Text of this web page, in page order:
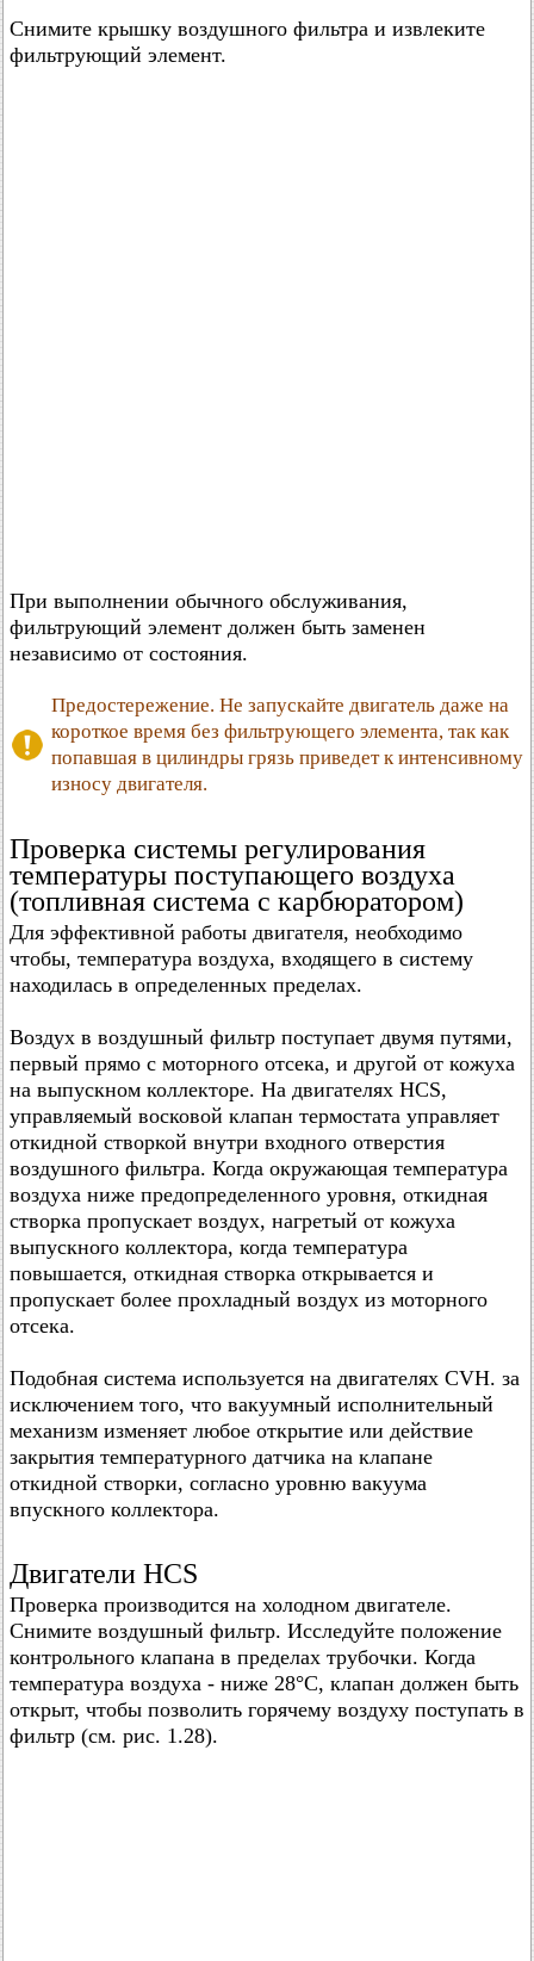
Снимите крышку воздушного фильтра и извлеките
фильтрующий элемент.
При выполнении обычного обслуживания,
фильтрующий элемент должен быть заменен
независимо от состояния.
Предостережение. Не запускайте двигатель даже на
короткое время без фильтрующего элемента, так как
попавшая в цилиндры грязь приведет к интенсивному
износу двигателя.
Проверка системы регулирования
температуры поступающего воздуха
(топливная система с карбюратором)
Для эффективной работы двигателя, необходимо
чтобы, температура воздуха, входящего в систему
находилась в определенных пределах.
Воздух в воздушный фильтр поступает двумя путями,
первый прямо с моторного отсека, и другой от кожуха
на выпускном коллекторе. На двигателях HCS,
управляемый восковой клапан термостата управляет
откидной створкой внутри входного отверстия
воздушного фильтра. Когда окружающая температура
воздуха ниже предопределенного уровня, откидная
створка пропускает воздух, нагретый от кожуха
выпускного коллектора, когда температура
повышается, откидная створка открывается и
пропускает более прохладный воздух из моторного
отсека.
Подобная система используется на двигателях CVH. за
исключением того, что вакуумный исполнительный
механизм изменяет любое открытие или действие
закрытия температурного датчика на клапане
откидной створки, согласно уровню вакуума
впускного коллектора.
Двигатели HCS
Проверка производится на холодном двигателе.
Снимите воздушный фильтр. Исследуйте положение
контрольного клапана в пределах трубочки. Когда
температура воздуха - ниже 28°C, клапан должен быть
открыт, чтобы позволить горячему воздуху поступать в
фильтр (см. рис. 1.28).